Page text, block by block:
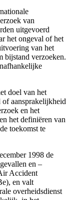
van
uitgevoerd
het ongeval of het
van het
bijstand verzoeken.
doel van het
aansprakelijkheid
en het
het definiëren van
toekomst te
1998 de
en –
Accident
en valt
overheidsdienst